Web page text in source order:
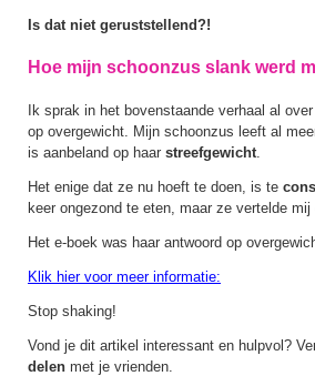
Is dat niet geruststellend?!
Hoe mijn schoonzus slank werd
Ik sprak in het bovenstaande verhaal al
op overgewicht. Mijn schoonzus leeft al
is aanbeland op haar streefgewicht.
Het enige dat ze nu hoeft te doen, is te
keer ongezond te eten, maar ze vertelde
Het e-boek was haar antwoord op
Klik hier voor meer informatie:
Stop shaking!
Vond je dit artikel interessant en hulpvol?
delen met je vrienden.